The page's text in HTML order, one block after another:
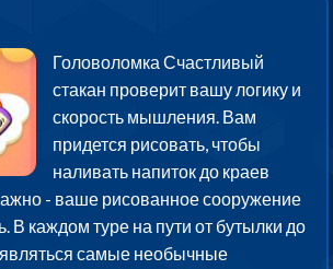
Головоломка Счастливый
стакан проверит вашу логику и
скорость мышления. Вам
придется рисовать, чтобы
наливать напиток до краев
- ваше рисованное сооружение
В каждом туре на пути от бутылки до
самые необычные